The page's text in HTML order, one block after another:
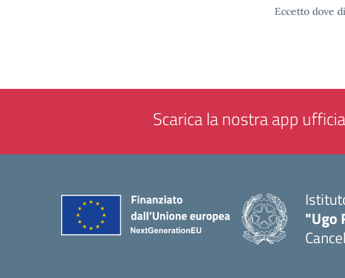
Eccetto dove
Scarica la nostra app
"Ugo